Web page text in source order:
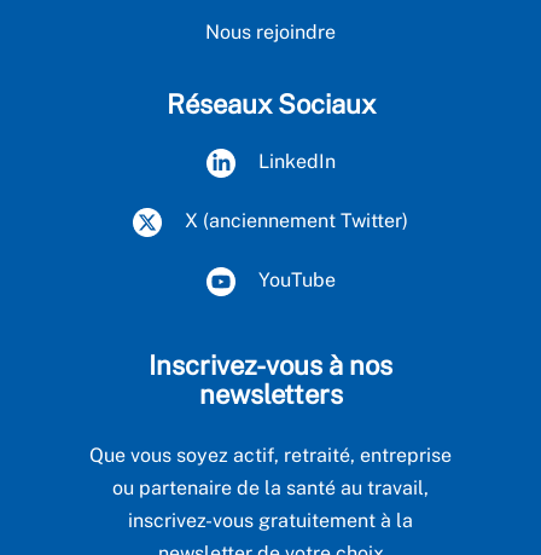
Nous rejoindre
Réseaux Sociaux
LinkedIn
X (anciennement Twitter)
YouTube
Inscrivez-vous à nos
newsletters
Que vous soyez actif, retraité, entreprise
ou partenaire de la santé au travail,
inscrivez-vous gratuitement à la